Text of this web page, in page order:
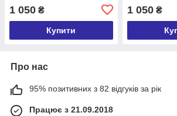
1 050 ₴
Купити
go» 150х70
1 050₴
Про нас
95% позитивних з 82 відгуків за рік
Працює з 21.09.2018